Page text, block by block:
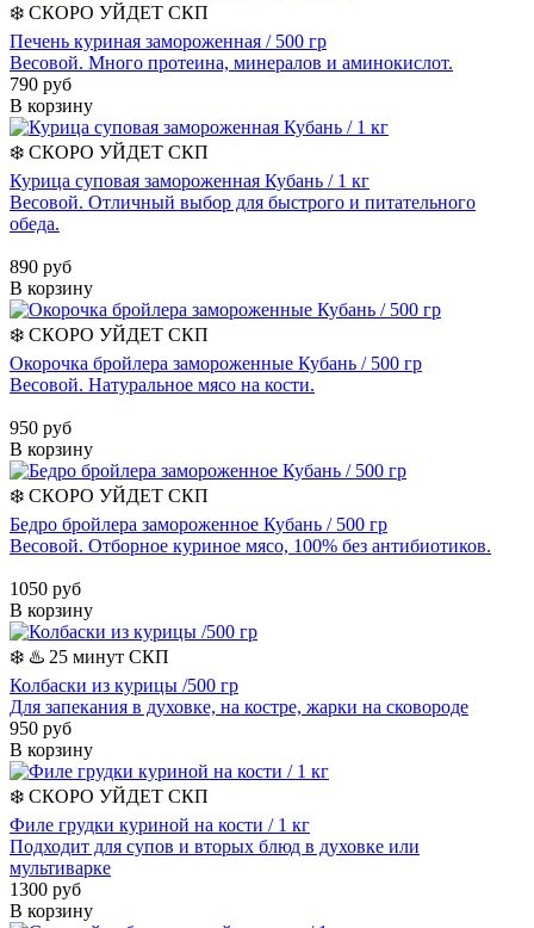
❄️ СКОРО УЙДЕТ СКП
Печень куриная замороженная / 500 гр
Весовой. Много протеина, минералов и аминокислот.
790 руб
В корзину
❄️ СКОРО УЙДЕТ СКП
Курица суповая замороженная Кубань / 1 кг
Весовой. Отличный выбор для быстрого и питательного
обеда.
890 руб
В корзину
❄️ СКОРО УЙДЕТ СКП
Окорочка бройлера замороженные Кубань / 500 гр
Весовой. Натуральное мясо на кости.
950 руб
В корзину
❄️ СКОРО УЙДЕТ СКП
Бедро бройлера замороженное Кубань / 500 гр
Весовой. Отборное куриное мясо, 100% без антибиотиков.
1050 руб
В корзину
❄️ ♨️ 25 минут СКП
Колбаски из курицы /500 гр
Для запекания в духовке, на костре, жарки на сковороде
950 руб
В корзину
❄️ СКОРО УЙДЕТ СКП
Филе грудки куриной на кости / 1 кг
Подходит для супов и вторых блюд в духовке или
мультиварке
1300 руб
В корзину